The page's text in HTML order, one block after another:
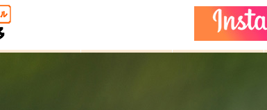
子どもクラス イベント